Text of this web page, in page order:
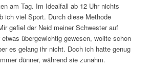
am Tag. Im Idealfall ab 12 Uhr nichts
ich viel Sport. Durch diese Methode
gefiel der Neid meiner Schwester auf
übergewichtig gewesen, wollte schon
es gelang ihr nicht. Doch ich hatte genug
dünner, während sie zunahm.